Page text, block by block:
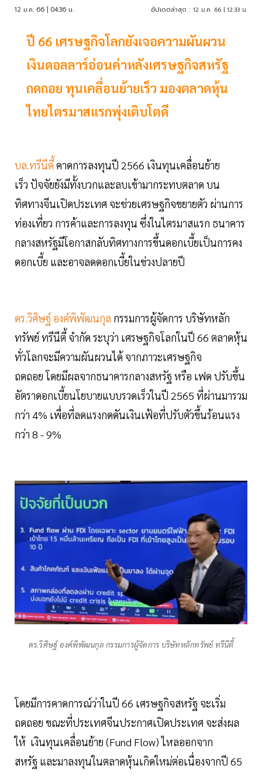
12 ม.ค. 66 | 04:36 น. อัปเดตล่าสุด : 12 ม.ค. 66 | 12:33 น.
ปี 66 เศรษฐกิจโลกยังเจอความผันผวน
เงินดอลลาร์อ่อนค่าหลังเศรษฐกิจสหรัฐ
ถดถอย ทุนเคลื่อนย้ายเร็ว มองตลาดหุ้น
ไทยไตรมาสแรกพุ่งเติบโตดี
บล.ทรีนีตี้คาดการลงทุนปี 2566 เงินทุนเคลื่อนย้าย
เร็ว ปัจจัยยังมีทั้งบวกและลบเข้ามากระทบตลาด บน
ทิศทางจีนเปิดประเทศ จะช่วยเศรษฐกิจขยายตัว ผ่านการ
ท่องเที่ยว การค้าและการลงทุน ซึ่งในไตรมาสแรก ธนาคาร
กลางสหรัฐมีโอกาสกลับทิศทางการขึ้นดอกเบี้ยเป็นการคง
ดอกเบี้ย และอาจลดดอกเบี้ยในข่วงปลายปี
ดร.วิศิษฐ์ องค์พิพัฒนกุล กรรมการผู้จัดการ บริษัทหลัก
ทรัพย์ ทรีนีตี้ จำกัด ระบุว่า เศรษฐกิจโลกในปี 66 ตลาดหุ้น
ทั่วโลกจะมีความผันผวนได้ จากภาวะเศรษฐกิจ
ถดถอย โดยมีผลจากธนาคารกลางสหรัฐ หรือ เฟด ปรับขึ้น
อัตราดอกเบี้ยนโยบายแบบรวดเร็วในปี 2565 ที่ผ่านมารวม
กว่า 4% เพื่อที่ลดแรงกดดันเงินเฟ้อที่ปรับตัวขึ้นร้อนแรง
กว่า 8 - 9%
ดร.วิศิษฐ์ องค์พิพัฒนกุล กรรมการผู้จัดการ บริษัทหลักทรัพย์ ทรีนีตี้
โดยมีการคาดการณ์ว่าในปี 66 เศรษฐกิจสหรัฐ จะเริ่ม
ถดถอย ขณะที่ประเทศจีนประกาศเปิดประเทศ จะส่งผล
ให้ เงินทุนเคลื่อนย้าย (Fund Flow) ไหลออกจาก
สหรัฐ และมาลงทุนในตลาดหุ้นเกิดใหม่ต่อเนื่องจากปี 65